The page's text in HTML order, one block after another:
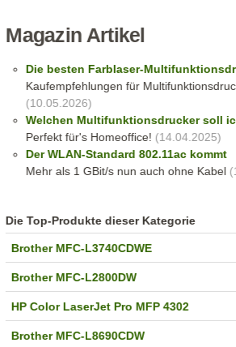
Magazin Artikel
Die besten Farblaser-
Kaufempfehlungen für
(10.05.2026)
Welchen Multifunktionsdrucker soll
Perfekt für's Homeoffice! (14.04.2025)
Der WLAN-Standard 802.11ac kommt
Mehr als 1 GBit/s nun auch ohne Kabel
Die Top-Produkte dieser Kategorie
Brother MFC-L3740CDWE
Brother MFC-L2800DW
HP Color LaserJet Pro MFP 4302
Brother MFC-L8690CDW